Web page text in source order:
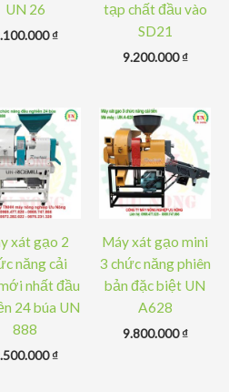
UN 26
₫
tạp chất đầu vào
SD21
9.200.000₫
xát gạo 2
năng cải
nhất đầu
24 búa UN
888
₫
Máy xát gạo mini
3 chức năng phiên
bản đặc biệt UN
A628
9.800.000₫